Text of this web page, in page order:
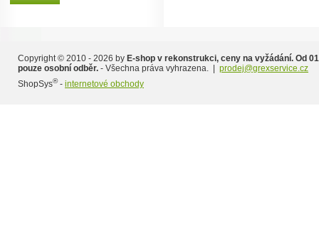
Copyright © 2010 - 2026 by E-shop v rekonstrukci, ceny na vyžádání. Od
pouze osobní odběr. - Všechna práva vyhrazena. | prodej@grexservice.cz
ShopSys®- internetové obchody